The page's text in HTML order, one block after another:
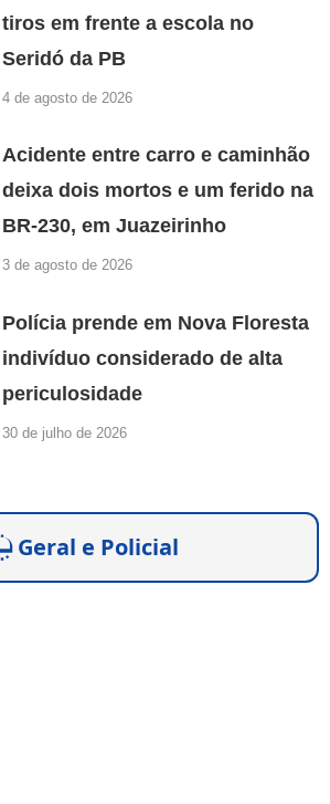
tiros em frente a escola no
Seridó da PB
4 de agosto de 2026
Acidente entre carro e caminhão
deixa dois mortos e um ferido na
BR-230, em Juazeirinho
3 de agosto de 2026
Polícia prende em Nova Floresta
indivíduo considerado de alta
periculosidade
30 de julho de 2026
Geral e Policial